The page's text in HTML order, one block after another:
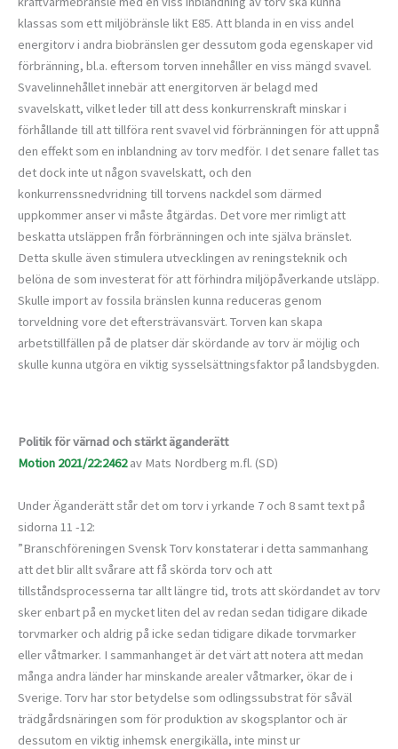
klassas som ett miljöbränsle likt E85. Att blanda in en viss andel
energitorv i andra biobränslen ger dessutom goda egenskaper vid
förbränning, bl.a. eftersom torven innehåller en viss mängd svavel.
Svavelinnehållet innebär att energitorven är belagd med
svavelskatt, vilket leder till att dess konkurrenskraft minskar i
förhållande till att tillföra rent svavel vid förbränningen för att uppnå
den effekt som en inblandning av torv medför. I det senare fallet tas
det dock inte ut någon svavelskatt, och den
konkurrenssnedvridning till torvens nackdel som därmed
uppkommer anser vi måste åtgärdas. Det vore mer rimligt att
beskatta utsläppen från förbränningen och inte själva bränslet.
Detta skulle även stimulera utvecklingen av reningsteknik och
belöna de som investerat för att förhindra miljöpåverkande utsläpp.
Skulle import av fossila bränslen kunna reduceras genom
torveldning vore det eftersträvansvärt. Torven kan skapa
arbetstillfällen på de platser där skördande av torv är möjlig och
skulle kunna utgöra en viktig sysselsättningsfaktor på landsbygden.
Politik för värnad och stärkt äganderätt
Motion 2021/22:2462av Mats Nordberg m.fl. (SD)
Under Äganderätt står det om torv i yrkande 7 och 8 samt text på
sidorna 11 -12:
”Branschföreningen Svensk Torv konstaterar i detta sammanhang
att det blir allt svårare att få skörda torv och att
tillståndsprocesserna tar allt längre tid, trots att skördandet av torv
sker enbart på en mycket liten del av redan sedan tidigare dikade
torvmarker och aldrig på icke sedan tidigare dikade torvmarker
eller våtmarker. I sammanhanget är det värt att notera att medan
många andra länder har minskande arealer våtmarker, ökar de i
Sverige. Torv har stor betydelse som odlingssubstrat för såväl
trädgårdsnäringen som för produktion av skogsplantor och är
dessutom en viktig inhemsk energikälla, inte minst ur